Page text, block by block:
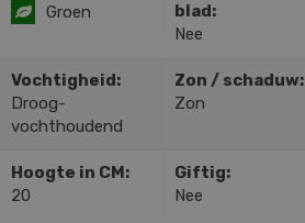
Groen
blad:
Nee
Vochtigheid:
Droog-
vochthoudend
Zon / schaduw:
Zon
Hoogte in CM:
20
Giftig:
Nee